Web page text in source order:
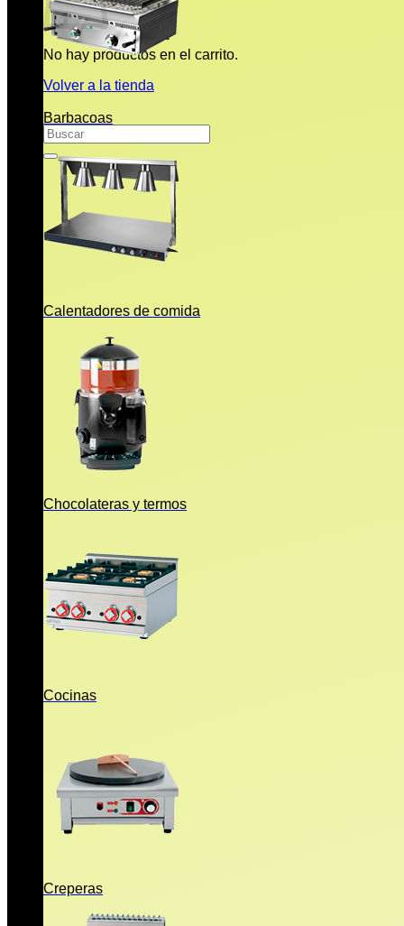
No hay productos en el carrito.
Volver a la tienda
Buscar
por:
Barbacoas
Calentadores de comida
Chocolateras y termos
Cocinas
Creperas